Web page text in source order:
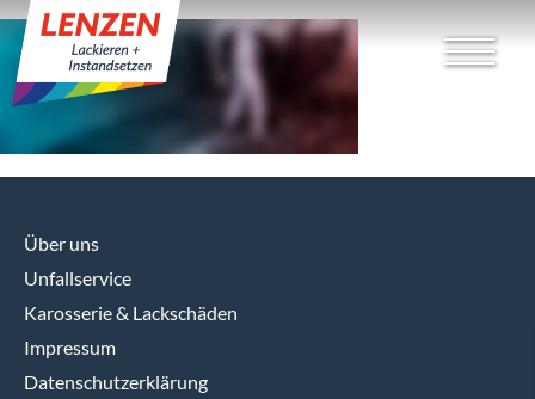
Über uns
Unfallservice
Karosserie & Lackschäden
Impressum
Datenschutzerklärung